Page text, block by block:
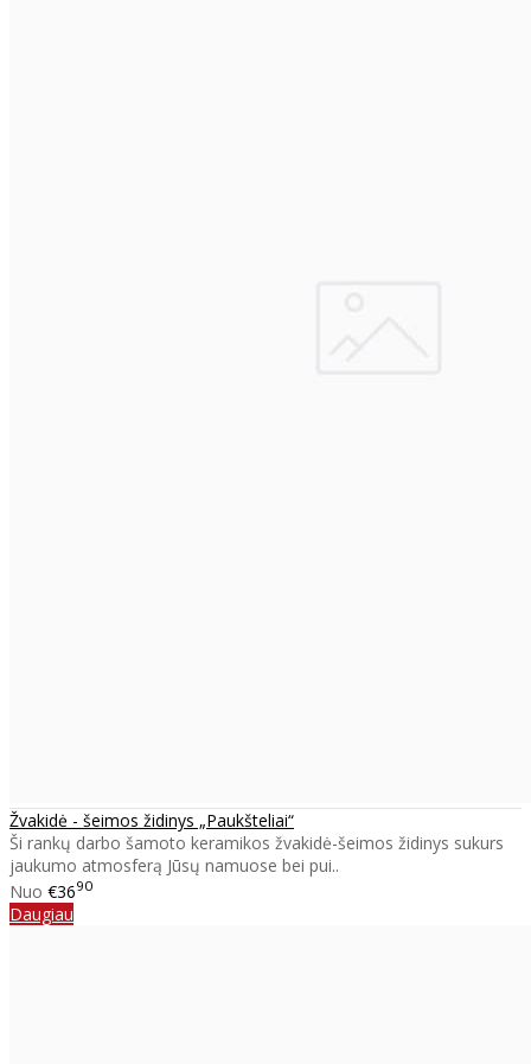
Žvakidė - šeimos židinys „Paukšteliai“
Ši rankų darbo šamoto keramikos žvakidė-šeimos židinys sukurs
jaukumo atmosferą Jūsų namuose bei pui..
Nuo €3690
Daugiau